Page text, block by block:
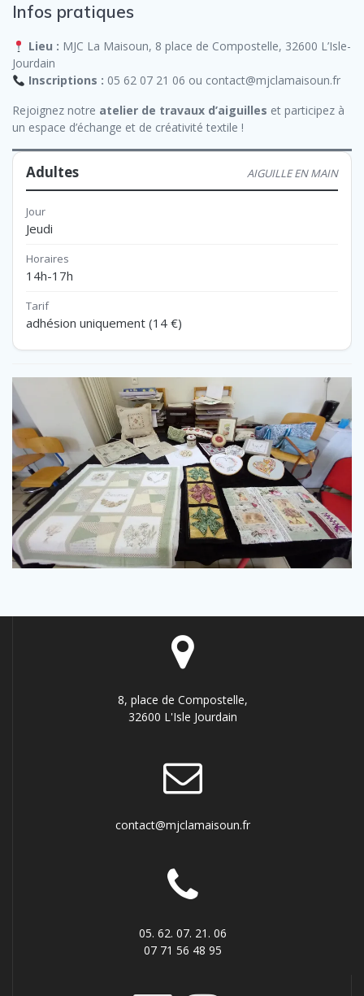
Infos pratiques
Lieu : MJC La Maisoun, 8 place de Compostelle, 32600 L’Isle-
Jourdain
Inscriptions : 05 62 07 21 06 ou contact@mjclamaisoun.fr
Rejoignez notre atelier de travaux d’aiguilles et participez à
un espace d’échange et de créativité textile !
Adultes
Jeudi
14h-17h
adhésion uniquement (14 €)
8, place de Compostelle,
32600 L'Isle Jourdain
contact@mjclamaisoun.fr
05. 62. 07. 21. 06
07 71 56 48 95